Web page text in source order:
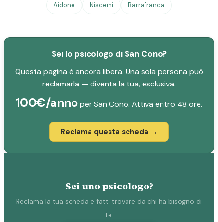
Aidone Niscemi Barrafranca
Sei lo psicologo di San Cono?
Questa pagina è ancora libera. Una sola persona può
reclamarla — diventa la tua, esclusiva.
100€/annoper San Cono. Attiva entro 48 ore.
Reclama questa scheda →
Sei uno psicologo?
Reclama la tua scheda e fatti trovare da chi ha bisogno di
te.